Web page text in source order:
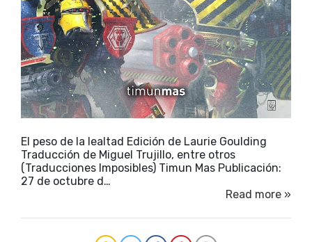
El peso de la lealtad Edición de Laurie Goulding
Traducción de Miguel Trujillo, entre otros
(Traducciones Imposibles) Timun Mas Publicación:
27 de octubre d…
Read more »